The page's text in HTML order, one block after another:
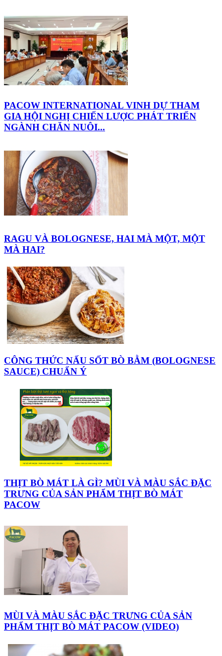
PACOW INTERNATIONAL VINH DỰ THAM
GIA HỘI NGHỊ CHIẾN LƯỢC PHÁT TRIỂN
NGÀNH CHĂN NUÔI...
RAGU VÀ BOLOGNESE, HAI MÀ MỘT, MỘT
MÀ HAI?
CÔNG THỨC NẤU SỐT BÒ BẰM (BOLOGNESE
SAUCE) CHUẨN Ý
THỊT BÒ MÁT LÀ GÌ? MÙI VÀ MÀU SẮC ĐẶC
TRƯNG CỦA SẢN PHẨM THỊT BÒ MÁT
PACOW
MÙI VÀ MÀU SẮC ĐẶC TRƯNG CỦA SẢN
PHẨM THỊT BÒ MÁT PACOW (VIDEO)